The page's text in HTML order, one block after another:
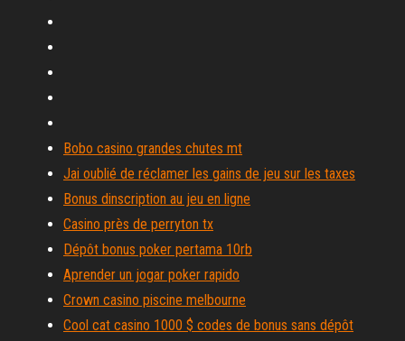
Bobo casino grandes chutes mt
Jai oublié de réclamer les gains de jeu sur les taxes
Bonus dinscription au jeu en ligne
Casino près de perryton tx
Dépôt bonus poker pertama 10rb
Aprender un jogar poker rapido
Crown casino piscine melbourne
Cool cat casino 1000 $ codes de bonus sans dépôt